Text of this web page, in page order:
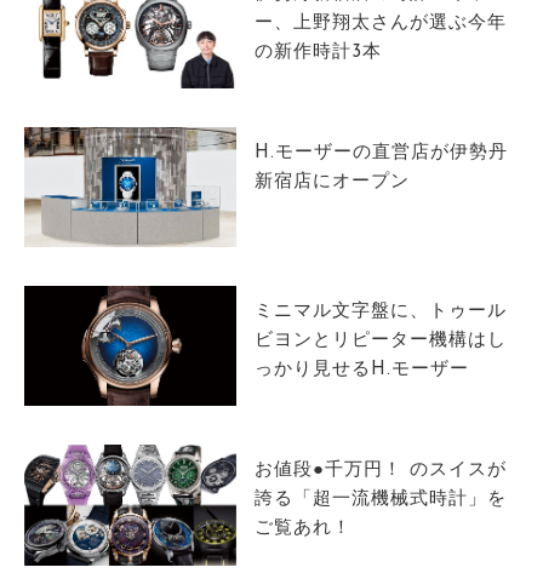
ー、上野翔太さんが選ぶ今年
の新作時計3本
H.モーザーの直営店が伊勢丹
新宿店にオープン
ミニマル文字盤に、トゥール
ビヨンとリピーター機構はし
っかり見せるH.モーザー
お値段●千万円！ のスイスが
誇る「超一流機械式時計」を
ご覧あれ！